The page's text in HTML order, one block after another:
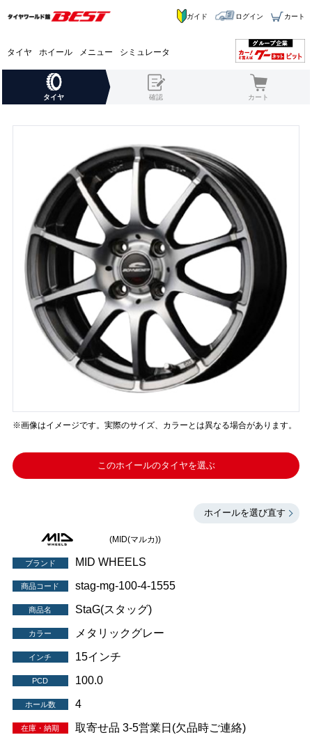
タイヤ ホイール メニュー シミュレータ
ガイド ログイン カート
タイヤ 確認 カート
※画像はイメージです。実際のサイズ、カラーとは異なる場合があります。
このホイールのタイヤを選ぶ
ホイールを選び直す
(MID(マルカ))
ブランド MID WHEELS
商品コード stag-mg-100-4-1555
商品名 StaG(スタッグ)
カラー メタリックグレー
インチ 15インチ
PCD 100.0
ホール数 4
在庫・納期 取寄せ品 3-5営業日(欠品時ご連絡)